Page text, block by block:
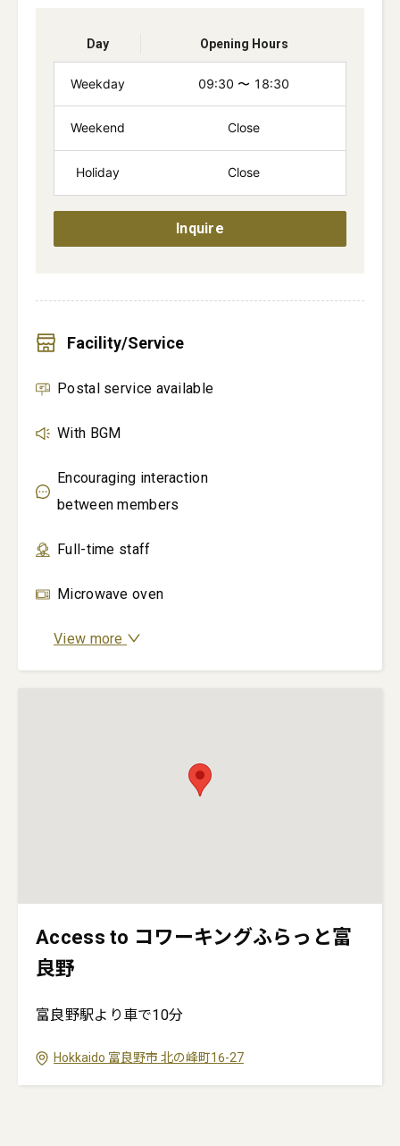
Day Opening Hours
Weekday 09:30 〜 18:30
Weekend Close
Holiday Close
Inquire
Facility/Service
Postal service available
With BGM
Encouraging interaction
between members
Full-time staff
Microwave oven
View more
Access to コワーキングふらっと富
良野
富良野駅より車で10分
Hokkaido 富良野市 北の峰町16-27